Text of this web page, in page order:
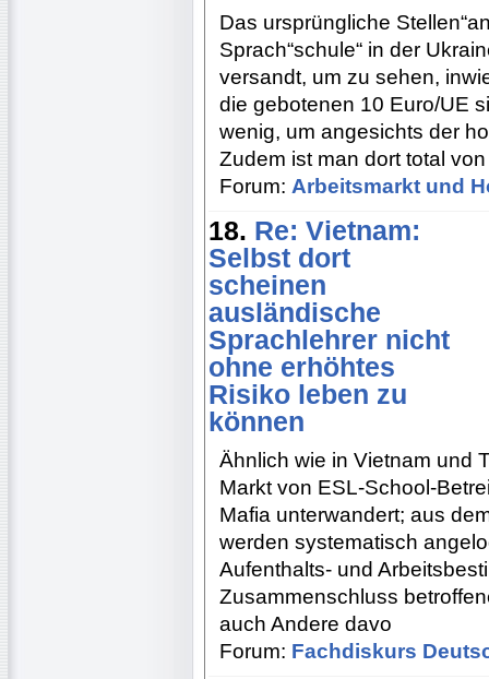
Das ursprüngliche
Sprach“schule“ in der
versandt, um zu sehen,
die gebotenen 10 Euro/UE
wenig, um angesichts der
Zudem ist man dort total
Forum: Arbeitsmarkt und
18. Re: Vietnam:
Selbst dort
scheinen
ausländische
Sprachlehrer nicht
ohne erhöhtes
Risiko leben zu
können
Ähnlich wie in Vietnam und
Markt von ESL-School-
Mafia unterwandert; aus
werden systematisch
Aufenthalts- und
Zusammenschluss
auch Andere davo
Forum: Fachdiskurs